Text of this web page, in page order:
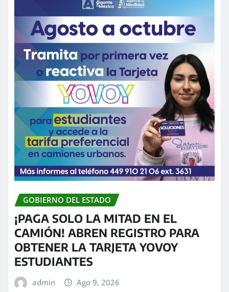
GOBIERNO DEL ESTADO
¡PAGA SOLO LA MITAD EN EL
CAMIÓN! ABREN REGISTRO PARA
OBTENER LA TARJETA YOVOY
ESTUDIANTES
admin Ago 9, 2026